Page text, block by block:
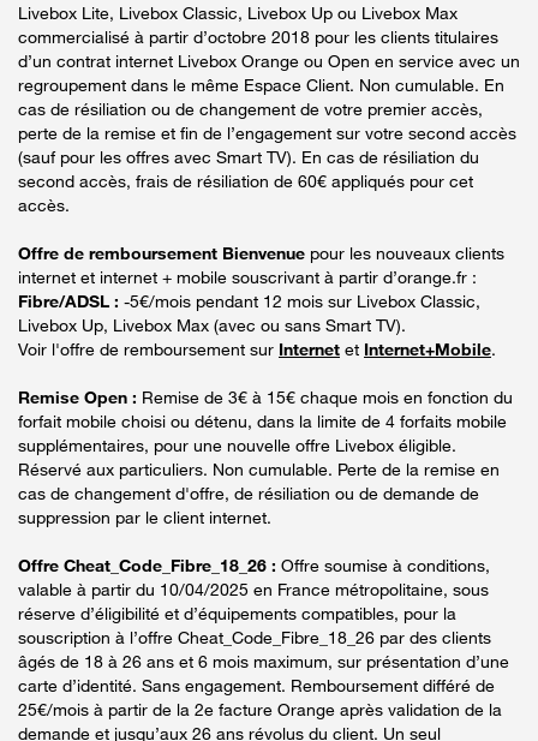
Livebox Lite, Livebox Classic, Livebox Up ou Livebox Max
commercialisé à partir d’octobre 2018 pour les clients titulaires
d’un contrat internet Livebox Orange ou Open en service avec un
regroupement dans le même Espace Client. Non cumulable. En
cas de résiliation ou de changement de votre premier accès,
perte de la remise et fin de l’engagement sur votre second accès
(sauf pour les offres avec Smart TV). En cas de résiliation du
second accès, frais de résiliation de 60€ appliqués pour cet
accès.
Offre de remboursement Bienvenue pour les nouveaux clients
internet et internet + mobile souscrivant à partir d’orange.fr :
Fibre/ADSL : -5€/mois pendant 12 mois sur Livebox Classic,
Livebox Up, Livebox Max (avec ou sans Smart TV).
Voir l'offre de remboursement sur Internet et Internet+Mobile.
Remise Open : Remise de 3€ à 15€ chaque mois en fonction du
forfait mobile choisi ou détenu, dans la limite de 4 forfaits mobile
supplémentaires, pour une nouvelle offre Livebox éligible.
Réservé aux particuliers. Non cumulable. Perte de la remise en
cas de changement d'offre, de résiliation ou de demande de
suppression par le client internet.
Offre Cheat_Code_Fibre_18_26 : Offre soumise à conditions,
valable à partir du 10/04/2025 en France métropolitaine, sous
réserve d’éligibilité et d’équipements compatibles, pour la
souscription à l’offre Cheat_Code_Fibre_18_26 par des clients
âgés de 18 à 26 ans et 6 mois maximum, sur présentation d’une
carte d’identité. Sans engagement. Remboursement différé de
25€/mois à partir de la 2e facture Orange après validation de la
demande et jusqu’aux 26 ans révolus du client. Un seul